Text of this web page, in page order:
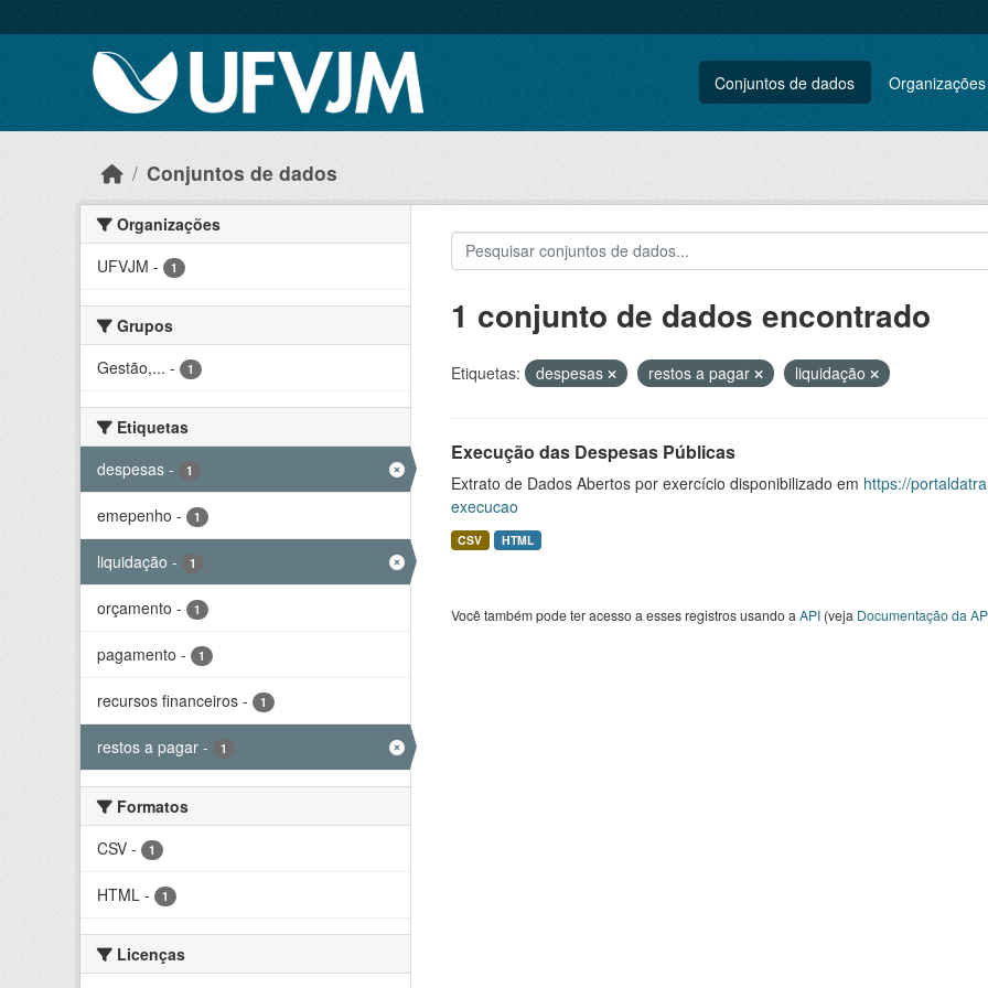
Conjuntos de dados Organizações
Conjuntos de dados
Organizações
UFVJM - 1
Grupos
Gestão,... - 1
Etiquetas
despesas - 1
emepenho - 1
liquidação - 1
orçamento - 1
pagamento - 1
recursos financeiros - 1
restos a pagar - 1
Formatos
CSV - 1
HTML - 1
Licenças
1 conjunto de dados encontrado
Etiquetas: despesas restos a pagar liquidação
Execução das Despesas Públicas
Extrato de Dados Abertos por exercício disponibilizado em https://
execucao
CSV HTML
Você também pode ter acesso a esses registros usando a API(veja Documentação da